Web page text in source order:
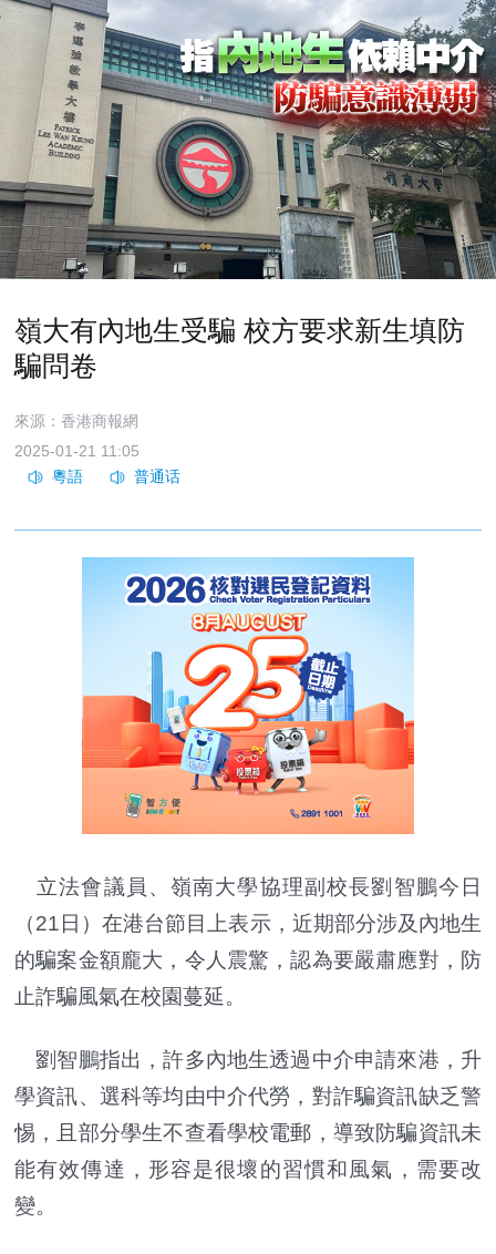
嶺大有內地生受騙 校方要求新生填防
騙問卷
來源：香港商報網
2025-01-21 11:05
立法會議員、嶺南大學協理副校長劉智鵬今日
（21日）在港台節目上表示，近期部分涉及內地生
的騙案金額龐大，令人震驚，認為要嚴肅應對，防
止詐騙風氣在校園蔓延。
劉智鵬指出，許多內地生透過中介申請來港，升
學資訊、選科等均由中介代勞，對詐騙資訊缺乏警
惕，且部分學生不查看學校電郵，導致防騙資訊未
能有效傳達，形容是很壞的習慣和風氣，需要改
變。